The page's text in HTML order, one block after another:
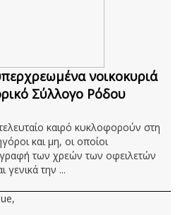
νοικοκυριά
Σύλλογο Ρόδου
καιρό κυκλοφορούν στη
και μη, οι οποίοι
των χρεών των οφειλετών
γενικά την ...